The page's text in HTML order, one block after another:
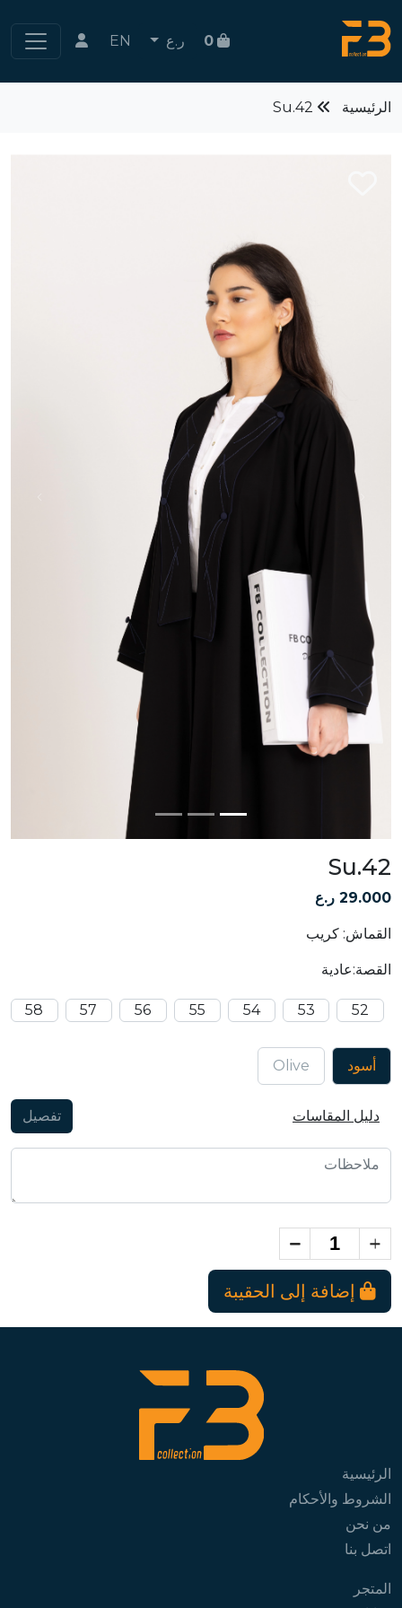
0 ر.ع EN
الرئيسية Su.42
Previous
Su.42
29.000 ر.ع
القماش: كريب
القصة:عادية
52
53
54
55
56
57
58
أسود Olive
دليل المقاسات تفصيل
إضافة إلى الحقيبة
الرئيسية
الشروط والأحكام
من نحن
اتصل بنا
المتجر